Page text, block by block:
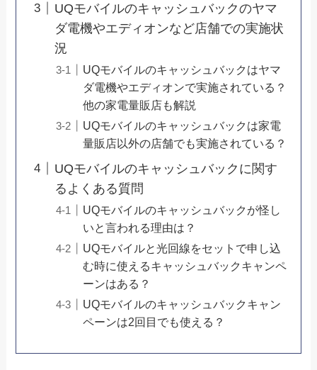
UQモバイルのキャッシュバックのヤマ
ダ電機やエディオンなど店舗での実施状
況
UQモバイルのキャッシュバックはヤマ
ダ電機やエディオンで実施されている？
他の家電量販店も解説
UQモバイルのキャッシュバックは家電
量販店以外の店舗でも実施されている？
UQモバイルのキャッシュバックに関す
るよくある質問
UQモバイルのキャッシュバックが怪し
いと言われる理由は？
UQモバイルと光回線をセットで申し込
む時に使えるキャッシュバックキャンペ
ーンはある？
UQモバイルのキャッシュバックキャン
ペーンは2回目でも使える？